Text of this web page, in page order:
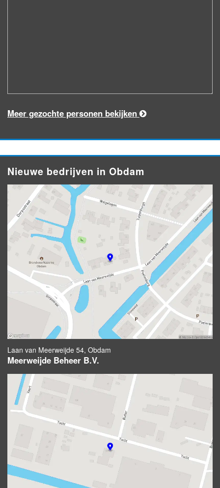
Meer gezochte personen bekijken
Nieuwe bedrijven in Obdam
Laan van Meerweijde 54, Obdam
Meerweijde Beheer B.V.